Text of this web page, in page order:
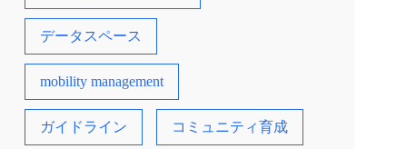
データスペース
mobility management
ガイドライン コミュニティ育成